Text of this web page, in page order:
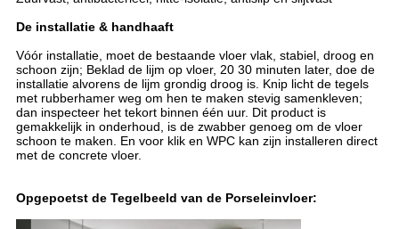
De installatie & handhaaft
Vóór installatie, moet de bestaande vloer vlak, stabiel, droog en
schoon zijn; Beklad de lijm op vloer, 20 30 minuten later, doe de
installatie alvorens de lijm grondig droog is. Knip licht de tegels
met rubberhamer weg om hen te maken stevig samenkleven;
dan inspecteer het tekort binnen één uur. Dit product is
gemakkelijk in onderhoud, is de zwabber genoeg om de vloer
schoon te maken. En voor klik en WPC kan zijn installeren direct
met de concrete vloer.
Opgepoetst de Tegelbeeld van de Porseleinvloer: